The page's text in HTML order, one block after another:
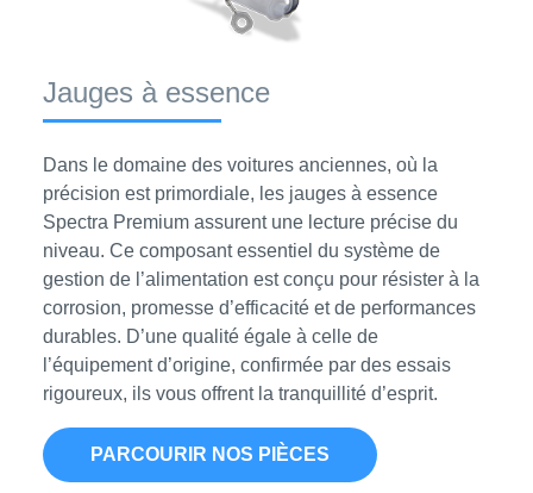
Jauges à essence
Dans le domaine des voitures anciennes, où la
précision est primordiale, les jauges à essence
Spectra Premium assurent une lecture précise du
niveau. Ce composant essentiel du système de
gestion de l’alimentation est conçu pour résister à la
corrosion, promesse d’efficacité et de performances
durables. D’une qualité égale à celle de
l’équipement d’origine, confirmée par des essais
rigoureux, ils vous offrent la tranquillité d’esprit.
PARCOURIR NOS PIÈCES